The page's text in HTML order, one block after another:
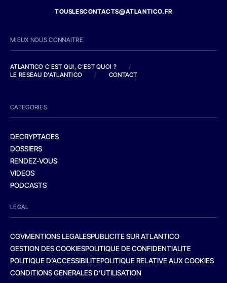
TOUSLESCONTACTS@ATLANTICO.FR
MIEUX NOUS CONNAITRE
ATLANTICO C'EST QUI, C'EST QUOI ?
/
LE RESEAU D'ATLANTICO
/ CONTACT
CATEGORIES
DECRYPTAGES
DOSSIERS
RENDEZ-VOUS
VIDEOS
PODCASTS
LEGAL
CGVMENTIONS LEGALESPUBLICITE SUR ATLANTICO
GESTION DES COOKIESPOLITIQUE DE CONFIDENTIALITE
POLITIQUE D’ACCESSIBILITEPOLITIQUE RELATIVE AUX COOKIES
CONDITIONS GENERALES D’UTILISATION